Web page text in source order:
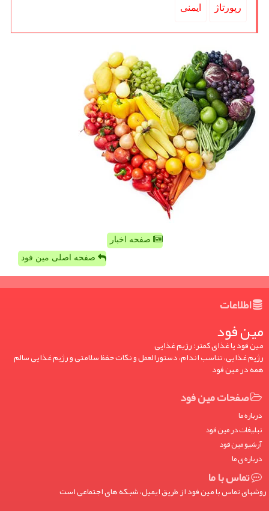
رپورتاژ ایمنی
صفحه اخبار
صفحه اصلی مین فود
اطلاعات
مین فود
مین فود یا غذای کمتر: رژیم غذایی
رژیم غذایی، تناسب اندام، دستورالعمل و نکات حفظ سلامتی و رژیم غذایی سالم
همه در مین فود
صفحات مین فود
درباره ما
تبلیغات در مین فود
آرشیو مین فود
درباره ی ما
تماس با ما
روشهای تماس با مین فود از طریق ایمیل، شبکه های اجتماعی است